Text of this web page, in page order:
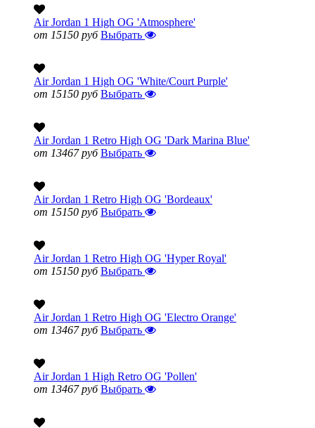
Air Jordan 1 High OG 'Atmosphere'
от 15150 руб Выбрать
Air Jordan 1 High OG 'White/Court Purple'
от 15150 руб Выбрать
Air Jordan 1 Retro High OG 'Dark Marina Blue'
от 13467 руб Выбрать
Air Jordan 1 Retro High OG 'Bordeaux'
от 15150 руб Выбрать
Air Jordan 1 Retro High OG 'Hyper Royal'
от 15150 руб Выбрать
Air Jordan 1 Retro High OG 'Electro Orange'
от 13467 руб Выбрать
Air Jordan 1 High Retro OG 'Pollen'
от 13467 руб Выбрать